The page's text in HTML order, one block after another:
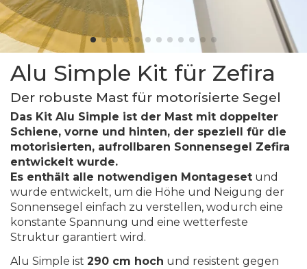
Alu Simple Kit für Zefira
Der robuste Mast für motorisierte Segel
Das Kit Alu Simple ist der Mast mit doppelter
Schiene, vorne und hinten, der speziell für die
motorisierten, aufrollbaren Sonnensegel Zefira
entwickelt wurde.
Es enthält alle notwendigen Montageset und
wurde entwickelt, um die Höhe und Neigung der
Sonnensegel einfach zu verstellen, wodurch eine
konstante Spannung und eine wetterfeste
Struktur garantiert wird.
Alu Simple ist 290 cm hoch und resistent gegen